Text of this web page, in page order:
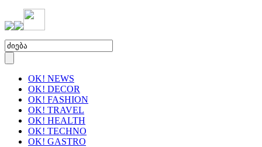
OK! NEWS
OK! DECOR
OK! FASHION
OK! TRAVEL
OK! HEALTH
OK! TECHNO
OK! GASTRO